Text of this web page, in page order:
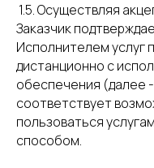
1.5. Осуществляя
Заказчик
Исполнителем услуг
дистанционно с
обеспечения (далее
соответствует
пользоваться
способом.